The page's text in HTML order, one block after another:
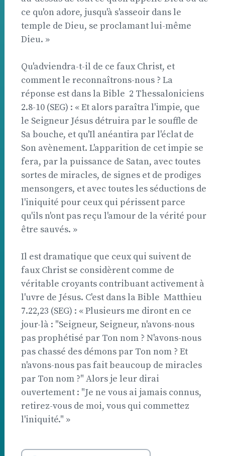
ce qu'on adore, jusqu'à s'asseoir dans le
temple de Dieu, se proclamant lui-même
Dieu. »
Qu'adviendra-t-il de ce faux Christ, et
comment le reconnaîtrons-nous ? La
réponse est dans la Bible  2 Thessaloniciens
2.8-10 (SEG) : « Et alors paraîtra l'impie, que
le Seigneur Jésus détruira par le souffle de
Sa bouche, et qu'Il anéantira par l'éclat de
Son avènement. L'apparition de cet impie se
fera, par la puissance de Satan, avec toutes
sortes de miracles, de signes et de prodiges
mensongers, et avec toutes les séductions de
l'iniquité pour ceux qui périssent parce
qu'ils n'ont pas reçu l'amour de la vérité pour
être sauvés. »
Il est dramatique que ceux qui suivent de
faux Christ se considèrent comme de
véritable croyants contribuant activement à
l'uvre de Jésus. C'est dans la Bible  Matthieu
7.22,23 (SEG) : « Plusieurs me diront en ce
jour-là : "Seigneur, Seigneur, n'avons-nous
pas prophétisé par Ton nom ? N'avons-nous
pas chassé des démons par Ton nom ? Et
n'avons-nous pas fait beaucoup de miracles
par Ton nom ?" Alors je leur dirai
ouvertement : "Je ne vous ai jamais connus,
retirez-vous de moi, vous qui commettez
l'iniquité." »